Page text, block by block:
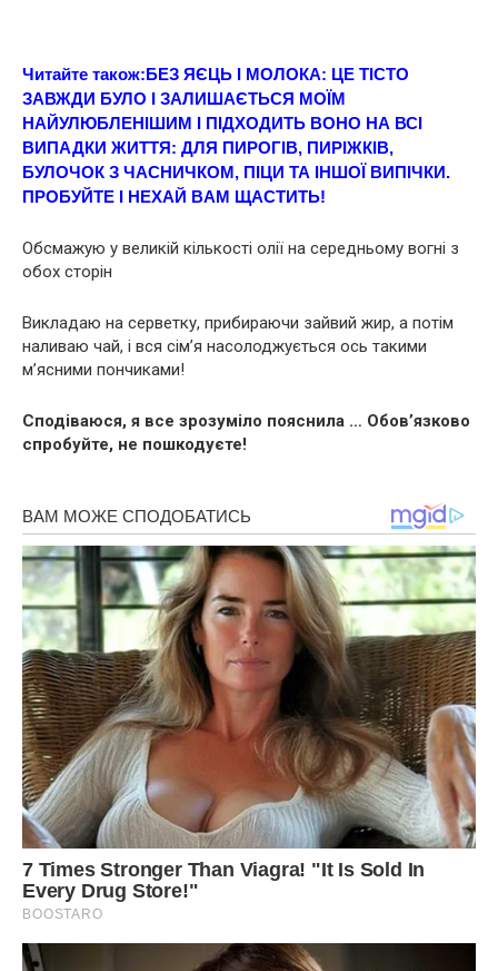
Читайте також:БЕЗ ЯЄЦЬ І МОЛОКА: ЦE ТІCТО
ЗAВЖДИ БУЛО І ЗАЛИШАЄТЬСЯ МОЇМ
НАЙУЛЮБЛЕНІШИМ І ПІДХОДИТЬ ВОНО НА ВСІ
ВИПАДКИ ЖИТТЯ: ДЛЯ ПИРОГІВ, ПИРІЖКІВ,
БУЛОЧОК З ЧАСНИЧКОМ, ПІЦИ ТА ІНШОЇ ВИПІЧКИ.
ПРOБУЙТE І НЕХAЙ ВAМ ЩАСТИТЬ!
Обсмажую у великій кількості олії на середньому вогні з
обох сторін
Викладаю на серветку, прибираючи зайвий жир, а потім
наливаю чай, і вся сім’я насолоджується ось такими
м’ясними пончиками!
Сподіваюся, я все зрозуміло пояснила … Обов’язково
спробуйте, не пошкодуєте!